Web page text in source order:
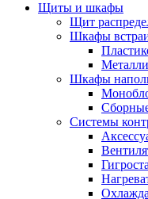
Щиты и шкафы
Щит
Шкафы
Шкафы
Системы